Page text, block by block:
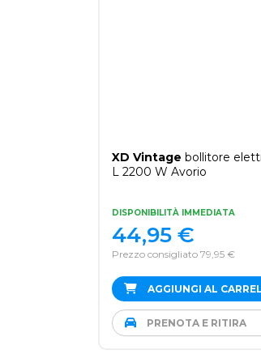
XD Vintage bollitore
L 2200 W Avorio
DISPONIBILITÀ IMMEDIATA
Prezzo consigliato 79,95 €
44,95 €
AGGIUNGI AL
PRENOTA E RITIRA